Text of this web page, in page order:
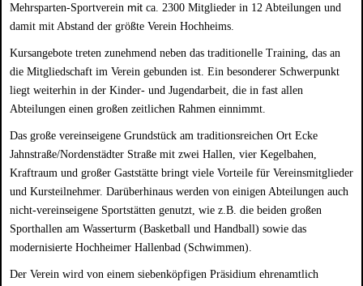
Mehrsparten-Sportverein mit ca. 2300 Mitglieder in 12 Abteilungen und
damit mit Abstand der größte Verein Hochheims.
Kursangebote treten zunehmend neben das traditionelle Training, das an
die Mitgliedschaft im Verein gebunden ist. Ein besonderer Schwerpunkt
liegt weiterhin in der Kinder- und Jugendarbeit, die in fast allen
Abteilungen einen großen zeitlichen Rahmen einnimmt.
Das große vereinseigene Grundstück am traditionsreichen Ort Ecke
Jahnstraße/Nordenstädter Straße mit zwei Hallen, vier Kegelbahen,
Kraftraum und großer Gaststätte bringt viele Vorteile für Vereinsmitglieder
und Kursteilnehmer. Darüberhinaus werden von einigen Abteilungen auch
nicht-vereinseigene Sportstätten genutzt, wie z.B. die beiden großen
Sporthallen am Wasserturm (Basketball und Handball) sowie das
modernisierte Hochheimer Hallenbad (Schwimmen).
Der Verein wird von einem siebenköpfigen Präsidium ehrenamtlich